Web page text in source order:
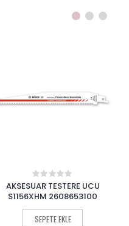
0
out
of
5
AKSESUAR TESTERE UCU
S918BF 2608651781
SEPETE EKLE